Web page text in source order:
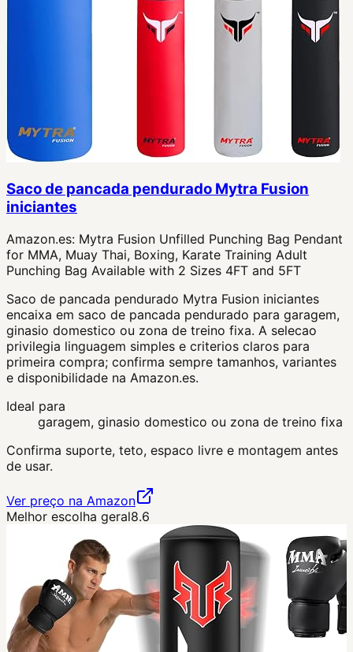
Saco de pancada pendurado Mytra Fusion
iniciantes
Amazon.es: Mytra Fusion Unfilled Punching Bag Pendant
for MMA, Muay Thai, Boxing, Karate Training Adult
Punching Bag Available with 2 Sizes 4FT and 5FT
Saco de pancada pendurado Mytra Fusion iniciantes
encaixa em saco de pancada pendurado para garagem,
ginasio domestico ou zona de treino fixa. A selecao
privilegia linguagem simples e criterios claros para
primeira compra; confirma sempre tamanhos, variantes
e disponibilidade na Amazon.es.
Ideal para
garagem, ginasio domestico ou zona de treino fixa
Confirma suporte, teto, espaco livre e montagem antes
de usar.
Ver preço na Amazon
Melhor escolha geral8.6